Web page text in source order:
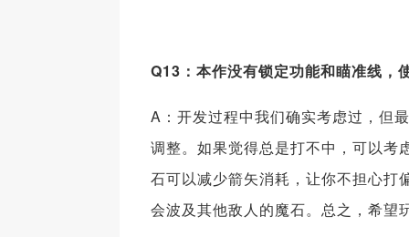
Q13：本作没有锁定功能和瞄准线，
A：开发过程中我们确实考虑过，但
调整。如果觉得总是打不中，可以考
石可以减少箭矢消耗，让你不担心打
会波及其他敌人的魔石。总之，希望